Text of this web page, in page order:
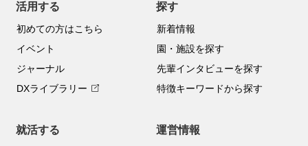
活用する
初めての方はこちら
イベント
ジャーナル
DXライブラリー
探す
新着情報
園・施設を探す
先輩インタビューを探す
特徴キーワードから探す
就活する 運営情報